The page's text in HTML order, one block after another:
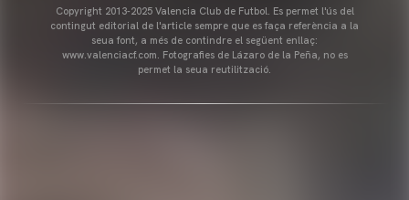
Copyright 2013-2025 Valencia Club de Futbol. Es permet l'ús del
contingut editorial de l'article sempre que es faça referència a la
seua font, a més de contindre el següent enllaç:
www.valenciacf.com. Fotografies de Lázaro de la Peña, no es
permet la seua reutilització.